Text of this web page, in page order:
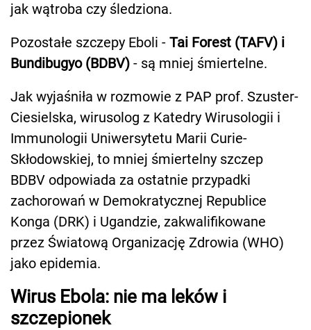
jak wątroba czy śledziona.
Pozostałe szczepy Eboli - Tai Forest (TAFV) i
Bundibugyo (BDBV) - są mniej śmiertelne.
Jak wyjaśniła w rozmowie z PAP prof. Szuster-
Ciesielska, wirusolog z Katedry Wirusologii i
Immunologii Uniwersytetu Marii Curie-
Skłodowskiej, to mniej śmiertelny szczep
BDBV odpowiada za ostatnie przypadki
zachorowań w Demokratycznej Republice
Konga (DRK) i Ugandzie, zakwalifikowane
przez Światową Organizację Zdrowia (WHO)
jako epidemia.
Wirus Ebola: nie ma leków i
szczepionek